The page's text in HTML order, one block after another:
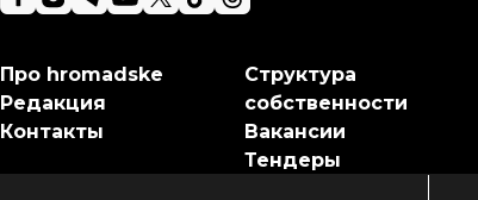
Про hromadske
Редакция
Контакты
Структура
собственности
Вакансии
Тендеры